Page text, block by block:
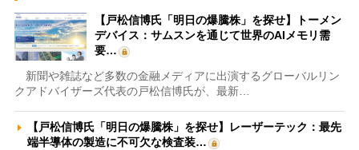
【戸松信博氏「明日の爆騰株」を探せ】トーメン
デバイス：サムスンを通じて世界のAIメモリ需
要…
新聞や雑誌など多数の金融メディアに出演するグローバルリン
クアドバイザーズ代表の戸松信博氏が、最新…
【戸松信博氏「明日の爆騰株」を探せ】レーザーテック：最先
端半導体の製造に不可欠な検査装…